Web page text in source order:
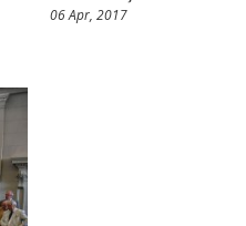
06 Apr, 2017